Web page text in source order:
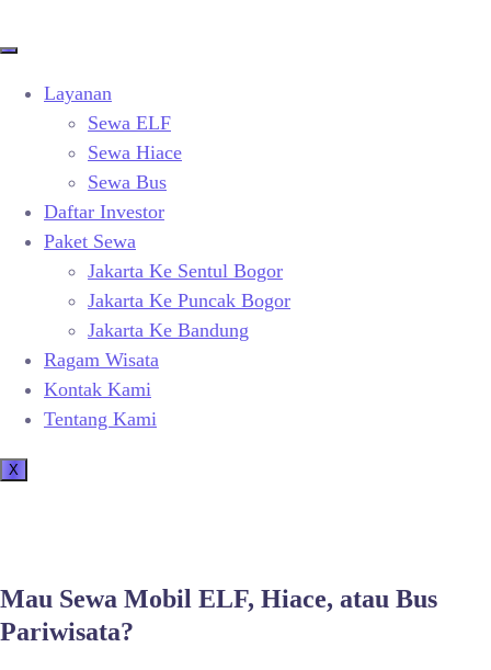
Layanan
Sewa ELF
Sewa Hiace
Sewa Bus
Daftar Investor
Paket Sewa
Jakarta Ke Sentul Bogor
Jakarta Ke Puncak Bogor
Jakarta Ke Bandung
Ragam Wisata
Kontak Kami
Tentang Kami
X
Mau Sewa Mobil ELF, Hiace, atau Bus
Pariwisata?